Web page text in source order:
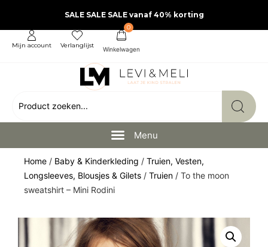
SALE SALE SALE vanaf 40% korting
Mijn account Verlanglijst
0
Home / Baby & Kinderkleding / Truien, Vesten,
Longsleeves, Blousjes & Gilets / Truien / To the moon
sweatshirt – Mini Rodini